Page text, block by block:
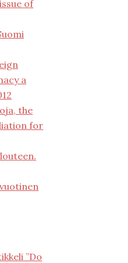
of
a
the
for
”Do